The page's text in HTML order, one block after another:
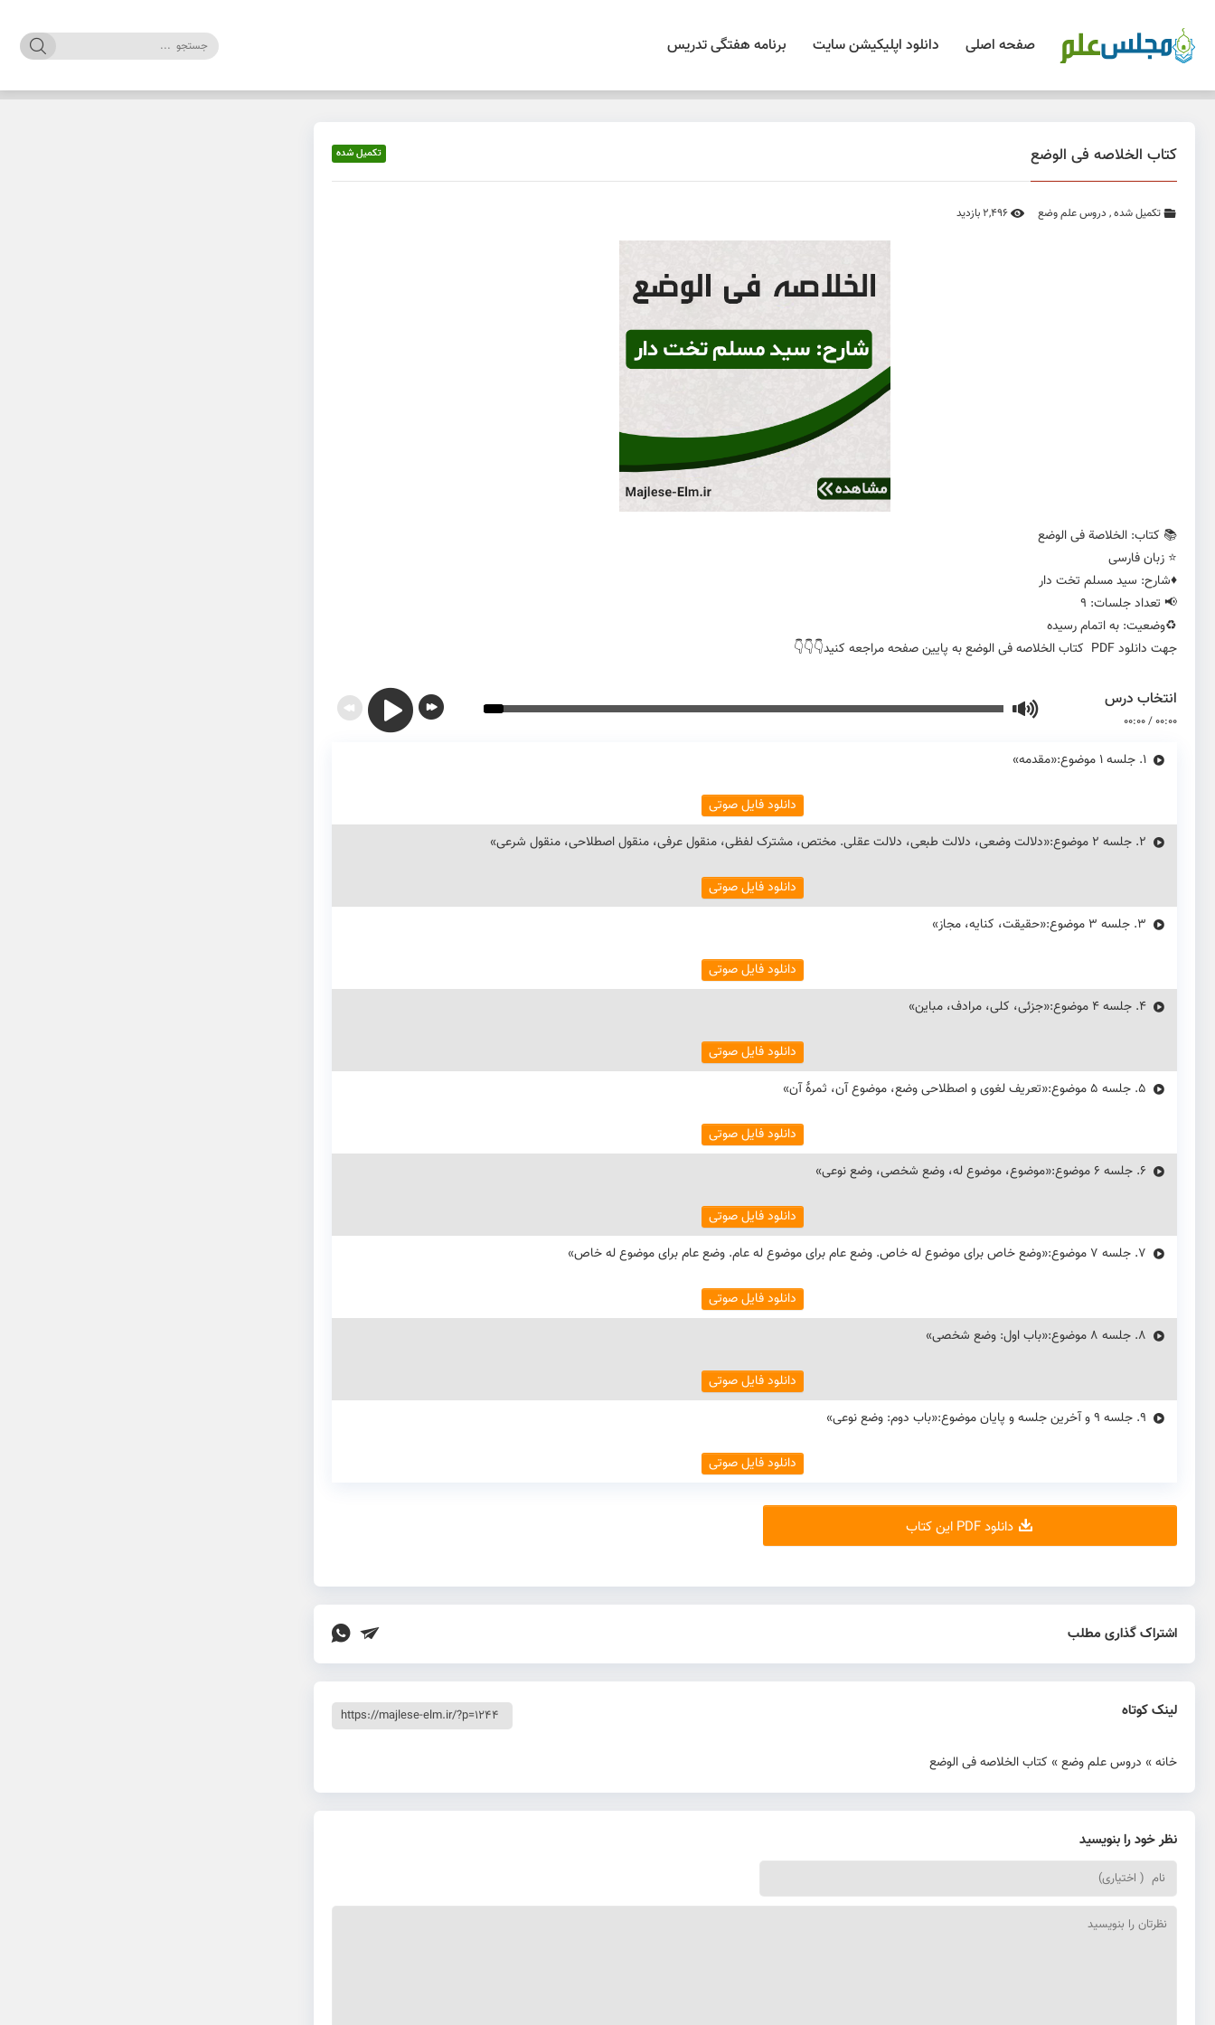
صفحه اصلی دانلود اپلیکیشن سایت برنامه هفتگی تدریس
کتاب الخلاصه فی الوضع تکمیل شده
تکمیل شده, دروس علم وضع
📚 کتاب: الخلاصة فی الوضع
⭐️ زبان فارسی
♦️شارح: سید مسلم تخت دار
📢 تعداد جلسات: 9
♻️وضعیت: به اتمام رسیده
جهت دانلود PDF کتاب الخلاصه فی الوضع به پایین صفحه مراجعه کنید👇👇👇
انتخاب درس
00:00
/
00:00
1. جلسه ۱ موضوع:«مقدمه»
دانلود فایل صوتی
2. جلسه ۲ موضوع:«دلالت وضعی، دلالت طبعی، دلالت عقلی. مختص، مشترک لفظی، منقول عرفی، منقول اصطلاحی، منقول شرعی»
دانلود فایل صوتی
3. جلسه ۳ موضوع:«حقیقت، کنایه، مجاز»
دانلود فایل صوتی
4. جلسه ۴ موضوع:«جزئی، کلی، مرادف، مباین»
دانلود فایل صوتی
5. جلسه ۵ موضوع:«تعریف لغوی و اصطلاحی وضع، موضوع آن، ثمرهٔ آن»
دانلود فایل صوتی
6. جلسه ۶ موضوع:«موضوع، موضوع له، وضع شخصی، وضع نوعی»
دانلود فایل صوتی
7. جلسه ۷ موضوع:«وضع خاص برای موضوع له خاص. وضع عام برای موضوع له عام. وضع عام برای موضوع له خاص»
دانلود فایل صوتی
8. جلسه ۸ موضوع:«باب اول: وضع شخصی»
دانلود فایل صوتی
9. جلسه ۹ و آخرین جلسه و پایان موضوع:«باب دوم: وضع نوعی»
دانلود فایل صوتی
دانلود PDF این کتاب
اشتراک گذاری مطلب
لینک کوتاه
خانه» دروس علم وضع» کتاب الخلاصه فی الوضع
نظر خود را بنویسید